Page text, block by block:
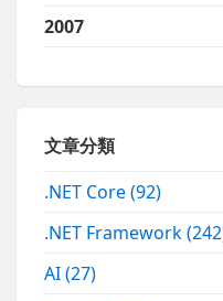
2007
文章分類
.NET Core(92)
.NET Framework
AI(27)